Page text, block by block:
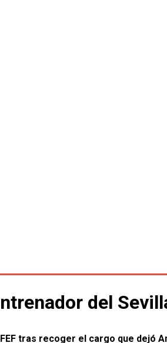
mercado
del
tras recoger el cargo que dejó